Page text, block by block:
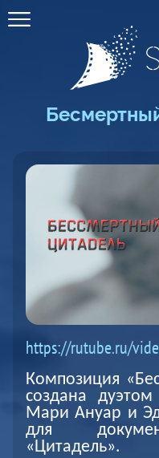
https://rutube.ru/
Композиция
создана
Мари Ануар и
для
«Цитадель».